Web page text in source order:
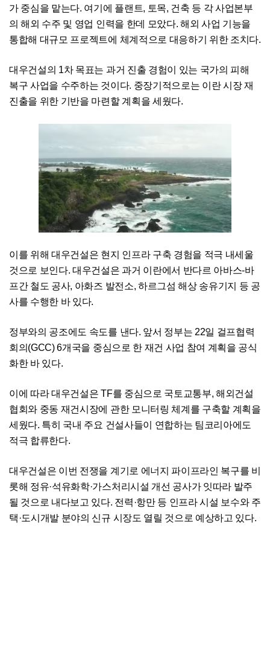
가 중심을 맡는다. 여기에 플랜트, 토목, 건축 등 각 사업본부
의 해외 수주 및 영업 인력을 한데 모았다. 해외 사업 기능을
통합해 대규모 프로젝트에 체계적으로 대응하기 위한 조치다.
대우건설의 1차 목표는 과거 진출 경험이 있는 국가의 피해
복구 사업을 수주하는 것이다. 중장기적으로는 이란 시장 재
진출을 위한 기반을 마련할 계획을 세웠다.
이를 위해 대우건설은 현지 인프라 구축 경험을 적극 내세울
것으로 보인다. 대우건설은 과거 이란에서 반다르 아바스-바
프간 철도 공사, 아화즈 발전소, 하르그섬 해상 송유기지 등 공
사를 수행한 바 있다.
정부와의 공조에도 속도를 낸다. 앞서 정부는 22일 걸프협력
회의(GCC) 6개국을 중심으로 한 재건 사업 참여 계획을 공식
화한 바 있다.
이에 따라 대우건설은 TF를 중심으로 국토교통부, 해외건설
협회와 중동 재건시장에 관한 모니터링 체계를 구축할 계획을
세웠다. 특히 국내 주요 건설사들이 연합하는 팀코리아에도
적극 합류한다.
대우건설은 이번 전쟁을 계기로 에너지 파이프라인 복구를 비
롯해 정유·석유화학·가스처리시설 개선 공사가 잇따라 발주
될 것으로 내다보고 있다. 전력·항만 등 인프라 시설 보수와 주
택·도시개발 분야의 신규 시장도 열릴 것으로 예상하고 있다.